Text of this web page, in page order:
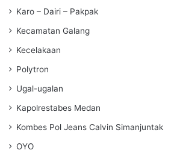
Karo – Dairi – Pakpak
Kecamatan Galang
Kecelakaan
Polytron
Ugal-ugalan
Kapolrestabes Medan
Kombes Pol Jeans Calvin Simanjuntak
OYO